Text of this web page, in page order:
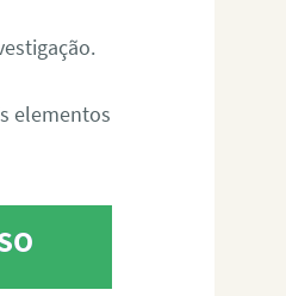
elementos